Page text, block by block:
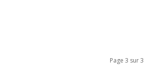
Page 3 sur 3